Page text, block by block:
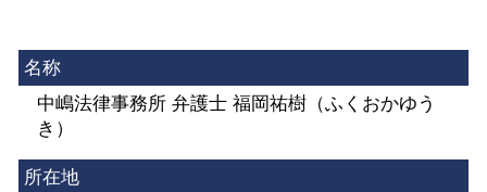
名称
中嶋法律事務所 弁護士 福岡祐樹（ふくおかゆう
き）
所在地